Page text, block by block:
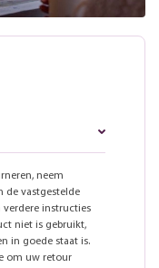
neem
de vastgestelde
instructies
niet is gebruikt,
in goede staat is.
om uw retour